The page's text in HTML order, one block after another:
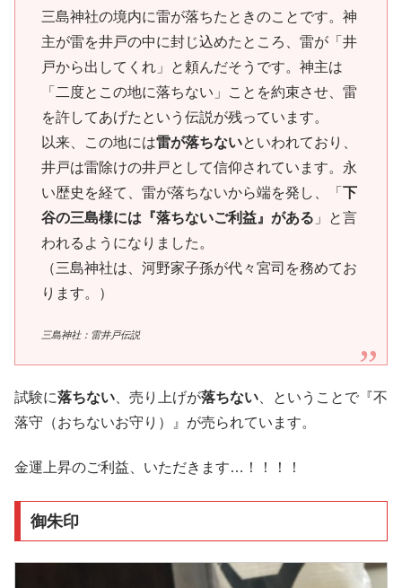
三島神社の境内に雷が落ちたときのことです。神
主が雷を井戸の中に封じ込めたところ、雷が「井
戸から出してくれ」と頼んだそうです。神主は
「二度とこの地に落ちない」ことを約束させ、雷
を許してあげたという伝説が残っています。
以来、この地には雷が落ちないといわれており、
井戸は雷除けの井戸として信仰されています。永
い歴史を経て、雷が落ちないから端を発し、「 下
谷の三島様には『落ちないご利益』がある 」と言
われるようになりました。
（三島神社は、河野家子孫が代々宮司を務めてお
ります。）
三島神社：雷井戸伝説
試験に落ちない 、売り上げが落ちない 、ということで『不
落守（おちないお守り）』が売られています。
金運上昇のご利益、いただきます…！！！！
御朱印